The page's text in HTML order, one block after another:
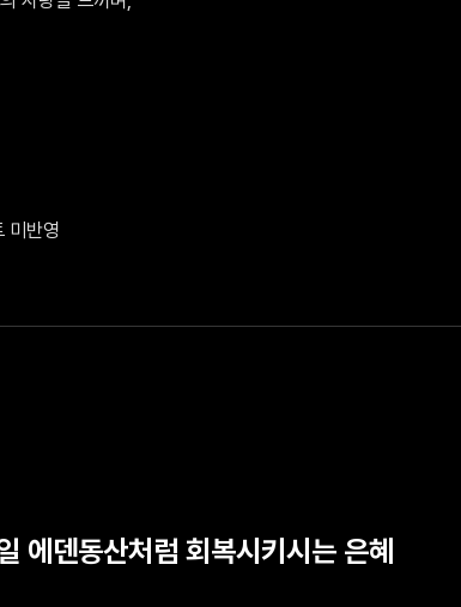
미반영
덴동산처럼 회복시키시는 은혜